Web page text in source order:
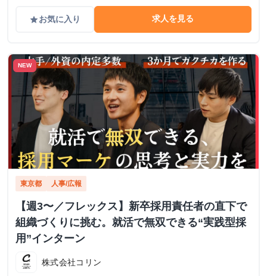
gradeお気に入り 求人を見る
NEW
東京都 人事/広報
【週3〜／フレックス】新卒採用責任者の直下で
組織づくりに挑む。就活で無双できる“実践型採
用”インターン
株式会社コリン